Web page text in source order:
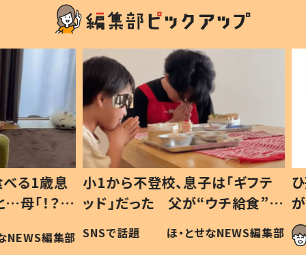
歳息
？」
編集部
小1から不登校、息子は「ギフテ
ッド」だった 父が“ウチ給食”を
作り続ける理由とは #令和の親
#令和の子
SNSで話題 ほ・とせなNEWS編集部
ひ孫
が、
「涙が
い」